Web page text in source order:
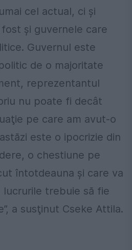
cel actual, ci şi
şi guvernele care
Guvernul este
de o majoritate
reprezentantul
nu poate fi decât
pe care am avut-o
este o ipocrizie din
o chestiune pe
întotdeauna şi care va
trebuie să fie
a susţinut Cseke Attila.